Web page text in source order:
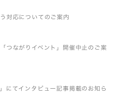
対応についてのご案内
つながりイベント」開催中止のご案
にてインタビュー記事掲載のお知ら